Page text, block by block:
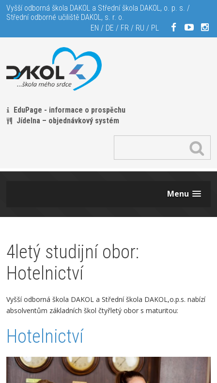
Vyšší odborná škola DAKOL a Střední škola DAKOL, o. p. s. /
Střední odborné učiliště DAKOL, s. r. o.
EN / DE / FR/ RU / PL
EduPage - informace o prospěchu
Jídelna – objednávkový systém
Menu
4letý studijní obor:
Hotelnictví
Vyšší odborná škola DAKOL a Střední škola DAKOL,o.p.s. nabízí
absolventům základních škol čtyřletý obor s maturitou:
Hotelnictví